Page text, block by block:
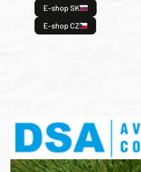
E-shop SK
E-shop CZ